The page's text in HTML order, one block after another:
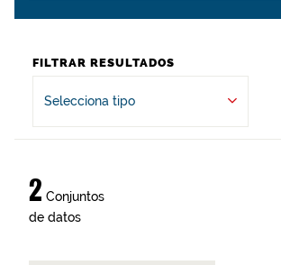
FILTRAR RESULTADOS
Selecciona tipo
2 Conjuntos
de datos